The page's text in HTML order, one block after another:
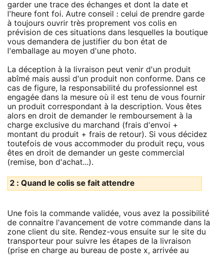
garder une trace des échanges et dont la date et
l'heure font foi. Autre conseil : celui de prendre garde
à toujours ouvrir très proprement vos colis en
prévision de ces situations dans lesquelles la boutique
vous demandera de justifier du bon état de
l'emballage au moyen d'une photo.
La déception à la livraison peut venir d'un produit
abîmé mais aussi d'un produit non conforme. Dans ce
cas de figure, la responsabilité du professionnel est
engagée dans la mesure où il est tenu de vous fournir
un produit correspondant à la description. Vous êtes
alors en droit de demander le remboursement à la
charge exclusive du marchand (frais d'envoi +
montant du produit + frais de retour). Si vous décidez
toutefois de vous accommoder du produit reçu, vous
êtes en droit de demander un geste commercial
(remise, bon d'achat...).
2 : Quand le colis se fait attendre
Une fois la commande validée, vous avez la possibilité
de connaitre l'avancement de votre commande dans la
zone client du site. Rendez-vous ensuite sur le site du
transporteur pour suivre les étapes de la livraison
(prise en charge au bureau de poste x, arrivée au